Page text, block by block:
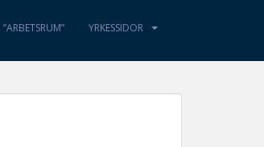
”ARBETSRUM” YRKESSIDOR